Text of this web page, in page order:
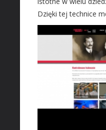
Leczenie
Salony Kosmetyczne
Sprzęt Medyczny
Oprogramowanie
Strony Internetowe
Dzięki tej technice